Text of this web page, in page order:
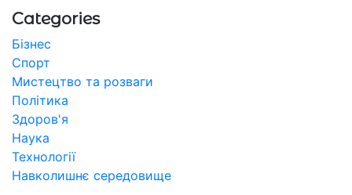
Categories
Бізнес
Спорт
Мистецтво та розваги
Політика
Здоров'я
Наука
Технології
Навколишнє середовище